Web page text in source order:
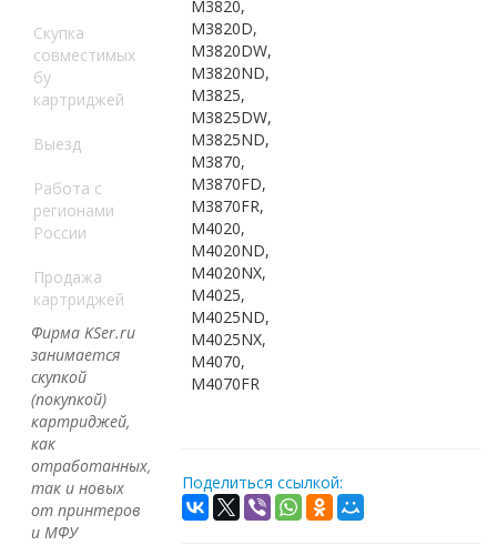
Скупка
совместимых
бу
картриджей
Выезд
Работа с
регионами
России
Продажа
картриджей
Фирма KSer.ru
занимается
скупкой
(покупкой)
картриджей,
как
отработанных,
так и новых
от принтеров
и МФУ
M3820,
M3820D,
M3820DW,
M3820ND,
M3825,
M3825DW,
M3825ND,
M3870,
M3870FD,
M3870FR,
M4020,
M4020ND,
M4020NX,
M4025,
M4025ND,
M4025NX,
M4070,
M4070FR
Поделиться ссылкой: